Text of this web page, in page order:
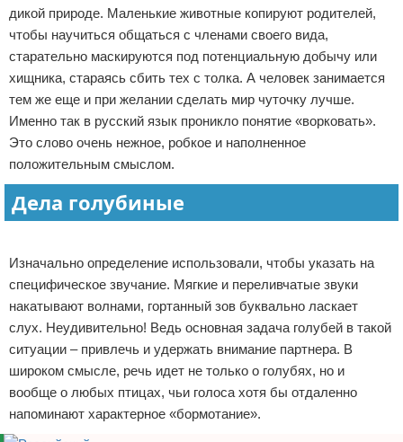
Авторские права
Размещение рекламы
Для правообладателей
Условия предоставления информации
Отказ от ответственности
дикой природе. Маленькие животные копируют родителей,
чтобы научиться общаться с членами своего вида,
старательно маскируются под потенциальную добычу или
хищника, стараясь сбить тех с толка. А человек занимается
тем же еще и при желании сделать мир чуточку лучше.
Именно так в русский язык проникло понятие «ворковать».
Это слово очень нежное, робкое и наполненное
положительным смыслом.
Дела голубиные
Изначально определение использовали, чтобы указать на
специфическое звучание. Мягкие и переливчатые звуки
накатывают волнами, гортанный зов буквально ласкает
слух. Неудивительно! Ведь основная задача голубей в такой
ситуации – привлечь и удержать внимание партнера. В
широком смысле, речь идет не только о голубях, но и
вообще о любых птицах, чьи голоса хотя бы отдаленно
напоминают характерное «бормотание».